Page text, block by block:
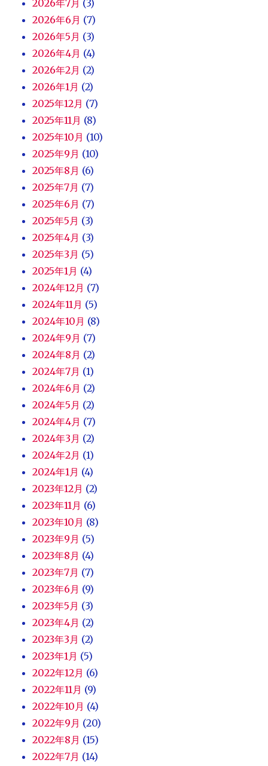
2026年7月 (3)
2026年6月 (7)
2026年5月 (3)
2026年4月 (4)
2026年2月 (2)
2026年1月 (2)
2025年12月 (7)
2025年11月 (8)
2025年10月 (10)
2025年9月 (10)
2025年8月 (6)
2025年7月 (7)
2025年6月 (7)
2025年5月 (3)
2025年4月 (3)
2025年3月 (5)
2025年1月 (4)
2024年12月 (7)
2024年11月 (5)
2024年10月 (8)
2024年9月 (7)
2024年8月 (2)
2024年7月 (1)
2024年6月 (2)
2024年5月 (2)
2024年4月 (7)
2024年3月 (2)
2024年2月 (1)
2024年1月 (4)
2023年12月 (2)
2023年11月 (6)
2023年10月 (8)
2023年9月 (5)
2023年8月 (4)
2023年7月 (7)
2023年6月 (9)
2023年5月 (3)
2023年4月 (2)
2023年3月 (2)
2023年1月 (5)
2022年12月 (6)
2022年11月 (9)
2022年10月 (4)
2022年9月 (20)
2022年8月 (15)
2022年7月 (14)